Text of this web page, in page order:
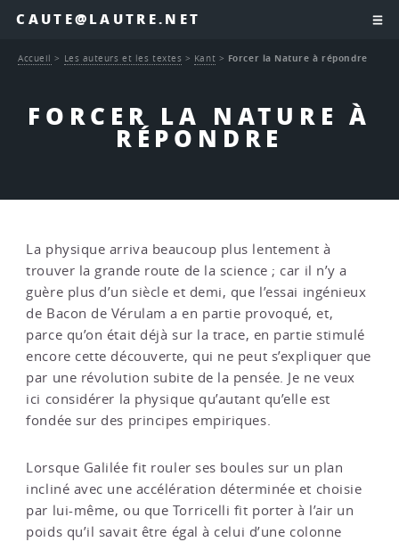
CAUTE@LAUTRE.NET
FORCER LA NATURE À
RÉPONDRE
Accueil > Les auteurs et les textes > Kant > Forcer la Nature à répondre
La physique arriva beaucoup plus lentement à
trouver la grande route de la science ; car il n’y a
guère plus d’un siècle et demi, que l’essai ingénieux
de Bacon de Vérulam a en partie provoqué, et,
parce qu’on était déjà sur la trace, en partie stimulé
encore cette découverte, qui ne peut s’expliquer que
par une révolution subite de la pensée. Je ne veux
ici considérer la physique qu’autant qu’elle est
fondée sur des principes empiriques.
Lorsque Galilée fit rouler ses boules sur un plan
incliné avec une accélération déterminée et choisie
par lui-même, ou que Torricelli fit porter à l’air un
poids qu’il savait être égal à celui d’une colonne